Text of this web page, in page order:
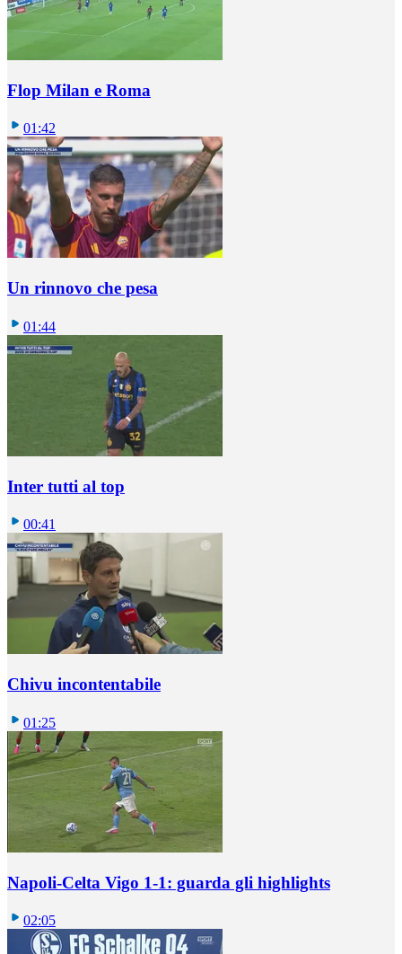
Flop Milan e Roma
01:42
Un rinnovo che pesa
01:44
Inter tutti al top
00:41
Chivu incontentabile
01:25
Napoli-Celta Vigo 1-1: guarda gli highlights
02:05